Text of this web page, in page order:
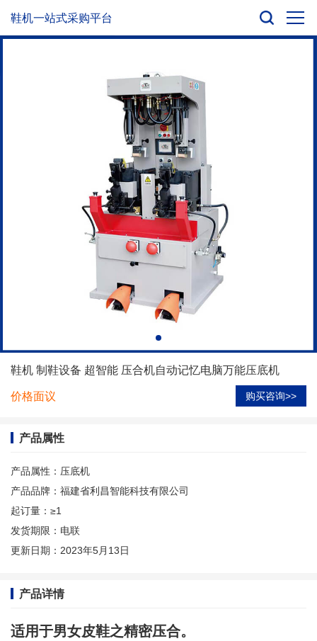
鞋机一站式采购平台
鞋机 制鞋设备 超智能 压合机自动记忆电脑万能压底机
价格面议 购买咨询>>
产品属性
产品属性： 压底机
产品品牌： 福建省利昌智能科技有限公司
起订量： ≥1
发货期限： 电联
更新日期： 2023年5月13日
产品详情
适用于男女皮鞋之精密压合。